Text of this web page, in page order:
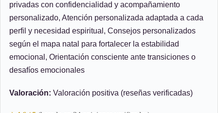
privadas con confidencialidad y acompañamiento
personalizado, Atención personalizada adaptada a cada
perfil y necesidad espiritual, Consejos personalizados
según el mapa natal para fortalecer la estabilidad
emocional, Orientación consciente ante transiciones o
desafíos emocionales
Valoración: Valoración positiva (reseñas verificadas)